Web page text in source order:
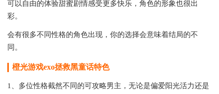
可以自由的体验甜蜜剧情感受更多快乐，角色的形象也很出
彩。
会有很多不同性格的角色出现，你的选择会意味着结局的不
同。
橙光游戏exo拯救黑童话特色
1、多位性格截然不同的可攻略男主，无论是偏爱阳光活力还是